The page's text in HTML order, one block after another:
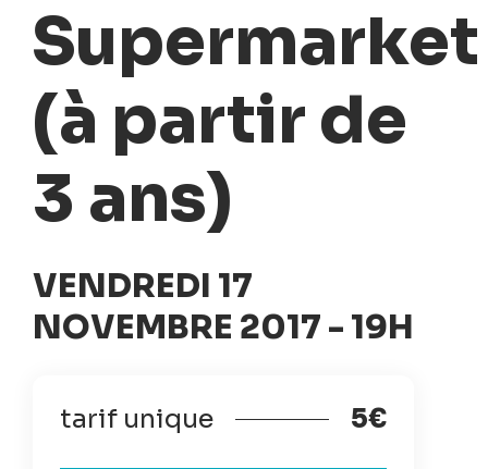
Supermarket
(à partir de
3 ans)
VENDREDI 17
NOVEMBRE 2017 - 19H
tarif unique 5€